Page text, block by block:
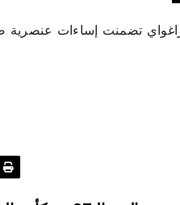
تضمنت إساءات عنصرية